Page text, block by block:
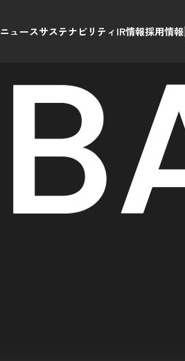
ニュースサステナビリティ IR情報採用情報